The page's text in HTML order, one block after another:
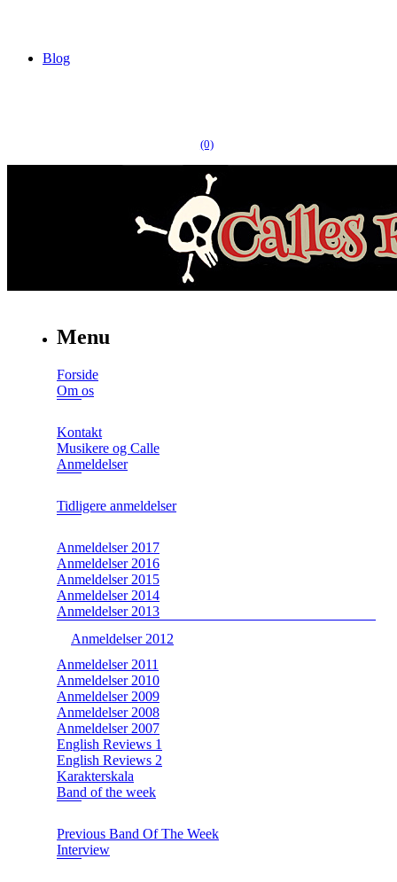
Blog
(0)
Menu
Forside
Om os
Kontakt
Musikere og Calle
Anmeldelser
Tidligere anmeldelser
Anmeldelser 2017
Anmeldelser 2016
Anmeldelser 2015
Anmeldelser 2014
Anmeldelser 2013
Anmeldelser 2012
Anmeldelser 2011
Anmeldelser 2010
Anmeldelser 2009
Anmeldelser 2008
Anmeldelser 2007
English Reviews 1
English Reviews 2
Karakterskala
Band of the week
Previous Band Of The Week
Interview